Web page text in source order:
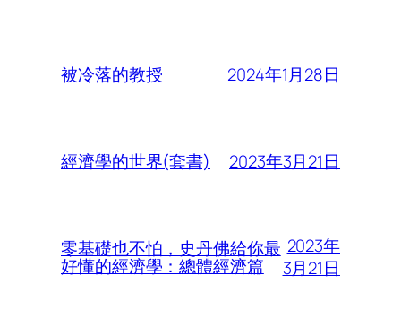
被冷落的教授 2024年1月28日
經濟學的世界(套書) 2023年3月21日
零基礎也不怕，史丹佛給你最
好懂的經濟學：總體經濟篇
2023年
3月21日